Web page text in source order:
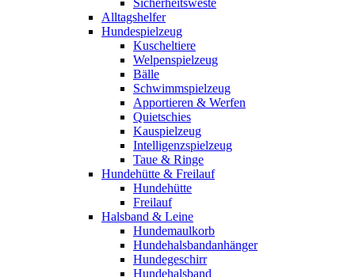
Sicherheitsweste
Alltagshelfer
Hundespielzeug
Kuscheltiere
Welpenspielzeug
Bälle
Schwimmspielzeug
Apportieren & Werfen
Quietschies
Kauspielzeug
Intelligenzspielzeug
Taue & Ringe
Hundehütte & Freilauf
Hundehütte
Freilauf
Halsband & Leine
Hundemaulkorb
Hundehalsbandanhänger
Hundegeschirr
Hundehalsband